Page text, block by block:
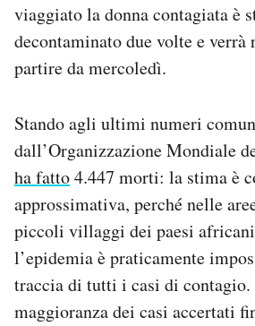
viaggiato la donna contagiata è
decontaminato due volte e
partire da mercoledì.
Stando agli ultimi numeri
dall’Organizzazione Mondiale
ha fatto4.447 morti: la stima è
approssimativa, perché nelle
piccoli villaggi dei paesi africani
l’epidemia è praticamente
traccia di tutti i casi di contagio.
maggioranza dei casi accertati